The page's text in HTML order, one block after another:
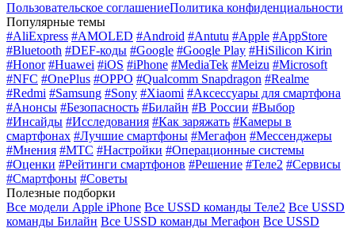
Пользовательское соглашениеПолитика конфиденциальности
Популярные темы
#AliExpress #AMOLED #Android #Antutu #Apple #AppStore
#Bluetooth #DEF-коды #Google #Google Play #HiSilicon Kirin
#Honor #Huawei #iOS #iPhone #MediaTek #Meizu #Microsoft
#NFC #OnePlus #OPPO #Qualcomm Snapdragon #Realme
#Redmi #Samsung #Sony #Xiaomi #Аксессуары для смартфона
#Анонсы #Безопасность #Билайн #В России #Выбор
#Инсайды #Исследования #Как заряжать #Камеры в
смартфонах #Лучшие смартфоны #Мегафон #Мессенджеры
#Мнения #МТС #Настройки #Операционные системы
#Оценки #Рейтинги смартфонов #Решение #Теле2 #Сервисы
#Смартфоны #Советы
Полезные подборки
Все модели Apple iPhone Все USSD команды Теле2 Все USSD
команды Билайн Все USSD команды Мегафон Все USSD